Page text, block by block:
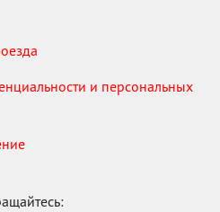
и персональных